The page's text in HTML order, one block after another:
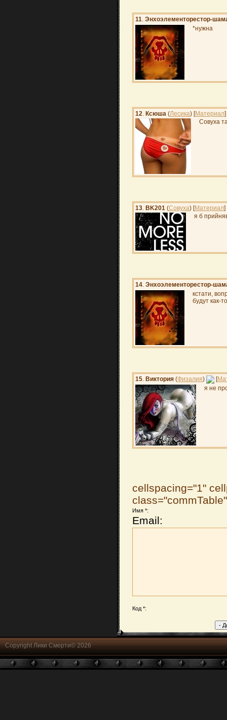
11 Энхоэлементорестор-
*нужна
12 Ксюша (Лесика) [Материал]
Совуха
13 BK201 (Совуха) [Материал]
я б
14 Энхоэлементорестор-
кстати,
будут как-
15 Виктория (Физалия) [
я не
cellspacing="1"
Имя *:
Email:
Код *:
Copyright Лики Смерти© 2026